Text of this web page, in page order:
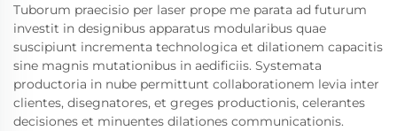
Tuborum praecisio per laser prope me parata ad futurum
investit in designibus apparatus modularibus quae
suscipiunt incrementa technologica et dilationem capacitis
sine magnis mutationibus in aedificiis. Systemata
productoria in nube permittunt collaborationem levia inter
clientes, disegnatores, et greges productionis, celerantes
decisiones et minuentes dilationes communicationis.